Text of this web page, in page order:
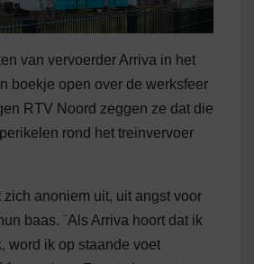
van vervoerder Arriva in het
boekje open over de werksfeer
RTV Noord zeggen ze dat die
rond het treinvervoer
zich anoniem uit, uit angst voor
baas. ¨Als Arriva hoort dat ik
word ik op staande voet